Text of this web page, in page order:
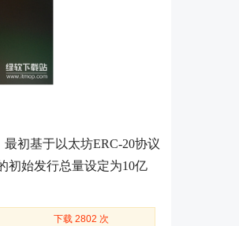
初基于以太坊ERC-20协议
初始发行总量设定为10亿
下载 2802 次